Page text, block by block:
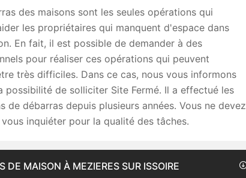
des maisons sont les seules opérations qui
les propriétaires qui manquent d'espace dans
En fait, il est possible de demander à des
pour réaliser ces opérations qui peuvent
très difficiles. Dans ce cas, nous vous informons
possibilité de solliciter Site Fermé. Il a effectué les
de débarras depuis plusieurs années. Vous ne devez
inquiéter pour la qualité des tâches.
DE MAISON À MEZIERES SUR ISSOIRE